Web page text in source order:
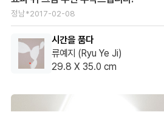
정남*2017-02-08
시간을 품다
류예지 (Ryu Ye Ji)
29.8 X 35.0 cm